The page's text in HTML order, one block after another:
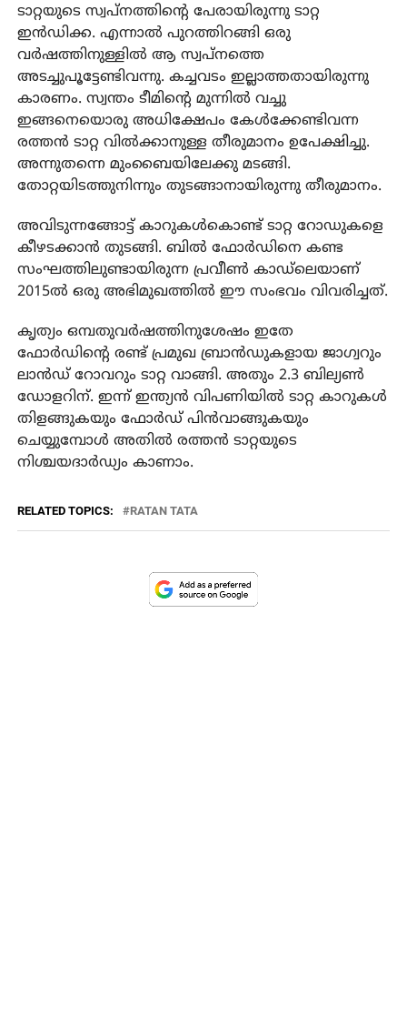
ടാറ്റയുടെ സ്വപ്നത്തിൻ്റെ പേരായിരുന്നു ടാറ്റ
ഇൻഡിക്ക. എന്നാൽ പുറത്തിറങ്ങി ഒരു
വർഷത്തിനുള്ളിൽ ആ സ്വപ്നത്തെ
അടച്ചുപൂട്ടേണ്ടിവന്നു. കച്ചവടം ഇല്ലാത്തതായിരുന്നു
കാരണം. സ്വന്തം ടീമിൻ്റെ മുന്നിൽ വച്ചു
ഇങ്ങനെയൊരു അധിക്ഷേപം കേൾക്കേണ്ടിവന്ന
രത്തൻ ടാറ്റ വിൽക്കാനുള്ള തീരുമാനം ഉപേക്ഷിച്ചു.
അന്നുതന്നെ മുംബൈയിലേക്കു മടങ്ങി.
തോറ്റയിടത്തുനിന്നും തുടങ്ങാനായിരുന്നു തീരുമാനം.
അവിടുന്നങ്ങോട്ട് കാറുകൾകൊണ്ട് ടാറ്റ റോഡുകളെ
കീഴടക്കാൻ തുടങ്ങി. ബിൽ ഫോർഡിനെ കണ്ട
സംഘത്തിലുണ്ടായിരുന്ന പ്രവീൺ കാഡ്‌ലെയാണ്‌
2015ൽ ഒരു അഭിമുഖത്തിൽ ഈ സംഭവം വിവരിച്ചത്‌.
കൃത്യം ഒമ്പതുവർഷത്തിനുശേഷം ഇതേ
ഫോർഡിൻ്റെ രണ്ട്‌ പ്രമുഖ ബ്രാൻഡുകളായ ജാഗ്വറും
ലാൻഡ് റോവറും ടാറ്റ വാങ്ങി. അതും 2.3 ബില്യൺ
ഡോളറിന്‌. ഇന്ന്‌ ഇന്ത്യൻ വിപണിയിൽ ടാറ്റ കാറുകൾ
തിളങ്ങുകയും ഫോർഡ്‌ പിൻവാങ്ങുകയും
ചെയ്യുമ്പോൾ അതിൽ രത്തൻ ടാറ്റയുടെ
നിശ്ചയദാർഡ്യം കാണാം.
RELATED TOPICS: RATAN TATA